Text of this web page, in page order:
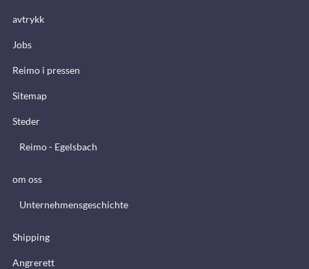
avtrykk
Jobs
Reimo i pressen
Sitemap
Steder
Reimo - Egelsbach
om oss
Unternehmensgeschichte
Shipping
Angrerett